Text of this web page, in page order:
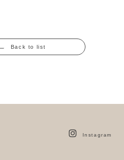
Back to list
Instagram